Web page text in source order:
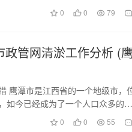
0 0 79
管网清淤工作分析 (鹰
鹰潭市是江西省的一个地级市，
如今已经成为了一个人口众多的大
0 0 55